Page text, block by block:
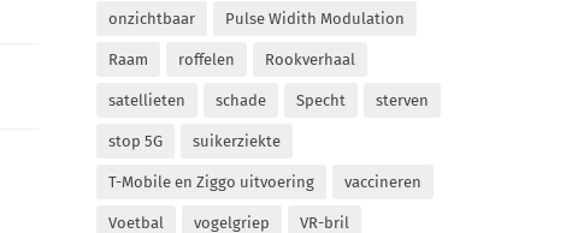
onzichtbaar Pulse Widith Modulation
Raam roffelen Rookverhaal
satellieten schade Specht sterven
stop 5G suikerziekte
T-Mobile en Ziggo uitvoering vaccineren
Voetbal vogelgriep VR-bril